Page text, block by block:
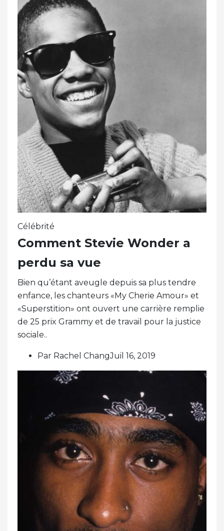
Célébrité
Comment Stevie Wonder a
perdu sa vue
Bien qu’étant aveugle depuis sa plus tendre
enfance, les chanteurs «My Cherie Amour» et
«Superstition» ont ouvert une carrière remplie
de 25 prix Grammy et de travail pour la justice
sociale..
Par Rachel ChangJuil 16, 2019